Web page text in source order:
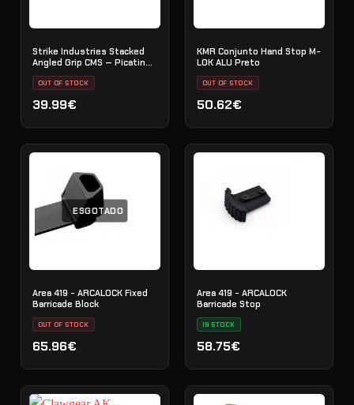
Strike Industries Stacked
Angled Grip CMS — Picatinny
— Preto
OUT OF STOCK
39.99€
KMR Conjunto Hand Stop M-
LOK ALU Preto
OUT OF STOCK
50.62€
ESGOTADO
Area 419 - ARCALOCK Fixed
Barricade Block
OUT OF STOCK
65.96€
Area 419 - ARCALOCK
Barricade Stop
IN STOCK
58.75€